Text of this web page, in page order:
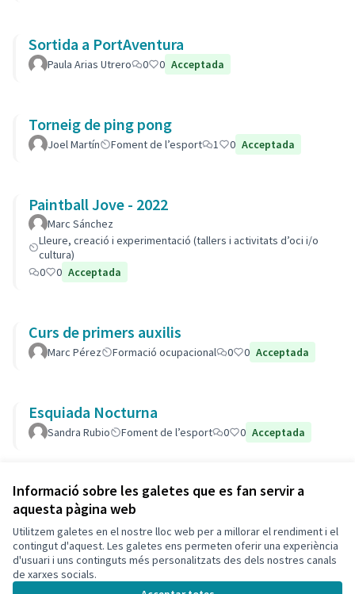
Informació sobre les galetes que es fan servir a
aquesta pàgina web
Utilitzem galetes en el nostre lloc web per a millorar el rendiment i el
contingut d'aquest. Les galetes ens permeten oferir una experiència
d'usuari i uns continguts més personalitzats des dels nostres canals
de xarxes socials.
Sortida a PortAventura
Paula Arias Utrero 0 0 Acceptada
Torneig de ping pong
Joel Martín Foment de l’esport 1 0 Acceptada
Paintball Jove - 2022
Marc Sánchez
Lleure, creació i experimentació (tallers i activitats d’oci i/o
cultura)
0
0 Acceptada
Curs de primers auxilis
Marc Pérez Formació ocupacional 0 0 Acceptada
Esquiada Nocturna
Sandra Rubio Foment de l’esport 0 0 Acceptada
Veure totes les propostes retirades
Termes i condicions d'ús
Configuració de les galetes
Triar la llenguaElegir el idioma